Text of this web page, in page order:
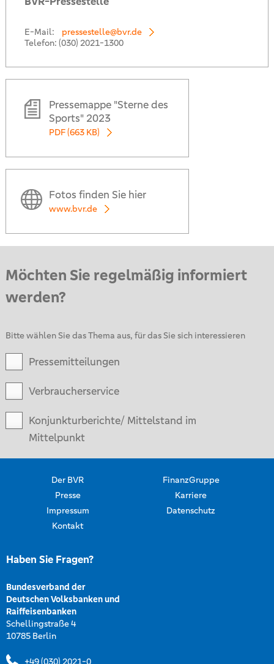
E-Mail:
pressestelle@bvr.de
Telefon: (030) 2021-1300
Pressemappe "Sterne des
Sports" 2023
PDF (663 KB)
Fotos finden Sie hier
www.bvr.de
Möchten Sie regelmäßig informiert
werden?
Bitte wählen Sie das Thema aus, für das Sie sich interessieren
Pressemitteilungen
Verbraucherservice
Konjunkturberichte/ Mittelstand im
Mittelpunkt
Der BVR
FinanzGruppe
Presse
Karriere
Impressum
Datenschutz
Kontakt
Haben Sie Fragen?
Bundesverband der
Deutschen Volksbanken und
Raiffeisenbanken
Schellingstraße 4
10785 Berlin
+49 (030) 2021-0